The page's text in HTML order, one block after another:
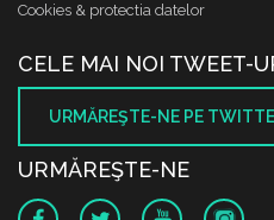
Cookies & protectia datelor
CELE MAI NOI TWEET-
URMĂREŞTE-NE PE
URMĂREŞTE-NE